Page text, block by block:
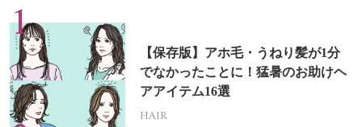
【保存版】アホ毛・うねり髪が1分
でなかったことに！猛暑のお助けヘ
アアイテム16選
HAIR